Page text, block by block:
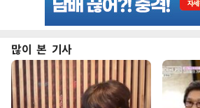
많이 본 기사